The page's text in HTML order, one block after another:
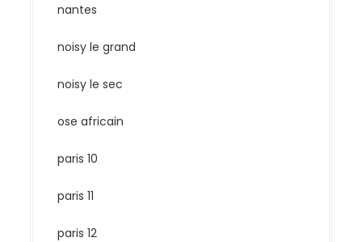
nantes
noisy le grand
noisy le sec
ose africain
paris 10
paris 11
paris 12